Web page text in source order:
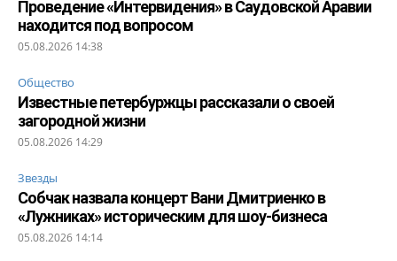
Проведение «Интервидения» в Саудовской Аравии
находится под вопросом
05.08.2026 14:38
Общество
Известные петербуржцы рассказали о своей
загородной жизни
05.08.2026 14:29
Звезды
Собчак назвала концерт Вани Дмитриенко в
«Лужниках» историческим для шоу-бизнеса
05.08.2026 14:14